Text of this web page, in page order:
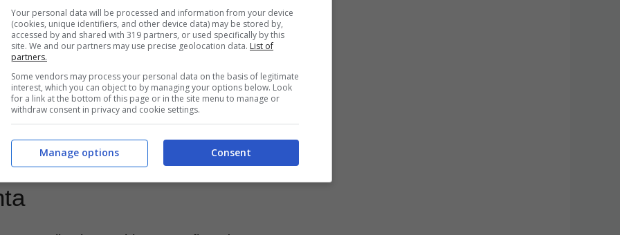
rilasciata a Vieni da me qualche anno fa,
dovuto superare dei testper essere la
a cena con una mia amica. È
sempre petto di pollo e riso, le ho detto
patrimonio da capogiro:
Your personal data will be processed and information from your device
(cookies, unique identifiers, and other device data) may be stored by,
accessed by and shared with 319 partners, or used specifically by this
site. We and our partners may use precise geolocation data. List of
partners.
Some vendors may process your personal data on the basis of legitimate
interest, which you can object to by managing your options below. Look
for a link at the bottom of this page or in the site menu to manage or
withdraw consent in privacy and cookie settings.
Consent
Manage options